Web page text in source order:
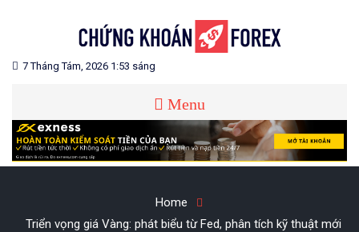
CHỨNG KHOÁN FOREX
Blog chia sẻ về Chứng Khoán và Forex
7 Tháng Tám, 2026 1:53 sáng
Menu
Home
Triển vọng giá Vàng: phát biểu từ Fed, phân tích kỹ thuật mới